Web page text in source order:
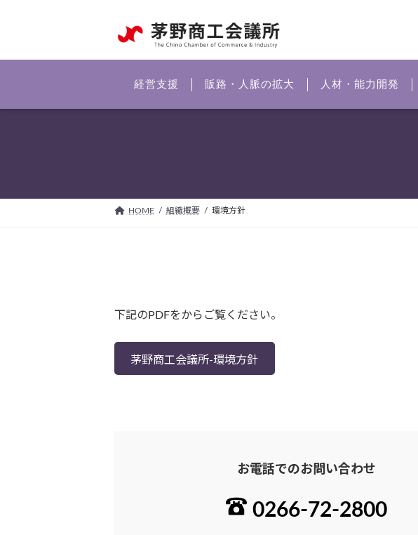
ン
ス
ー
ン
経営支援 販路・人脈の拡大 人材・能力開発
HOME 組織概要 環境方針
下記のPDFをからご覧ください。
茅野商工会議所-環境方針
お電話でのお問い合わせ
0266-72-2800